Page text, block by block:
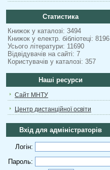
Статистика
Книжок у каталозі: 3494
Книжок у електр. бібліотеці: 8196
Усього літератури: 11690
Відвідувачів на сайті: 7
Користувачів у каталозі: 357
Наші ресурси
Сайт МНТУ
Центр дистанційної освіти
Вхід для адміністраторів
Логін:
Пароль: